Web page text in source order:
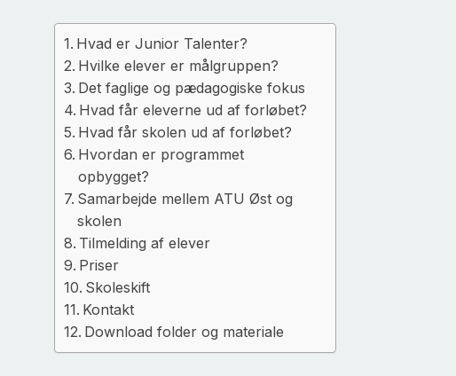
Hvad er Junior Talenter?
Hvilke elever er målgruppen?
Det faglige og pædagogiske fokus
Hvad får eleverne ud af forløbet?
Hvad får skolen ud af forløbet?
Hvordan er programmet
opbygget?
Samarbejde mellem ATU Øst og
skolen
Tilmelding af elever
Priser
Skoleskift
Kontakt
Download folder og materiale